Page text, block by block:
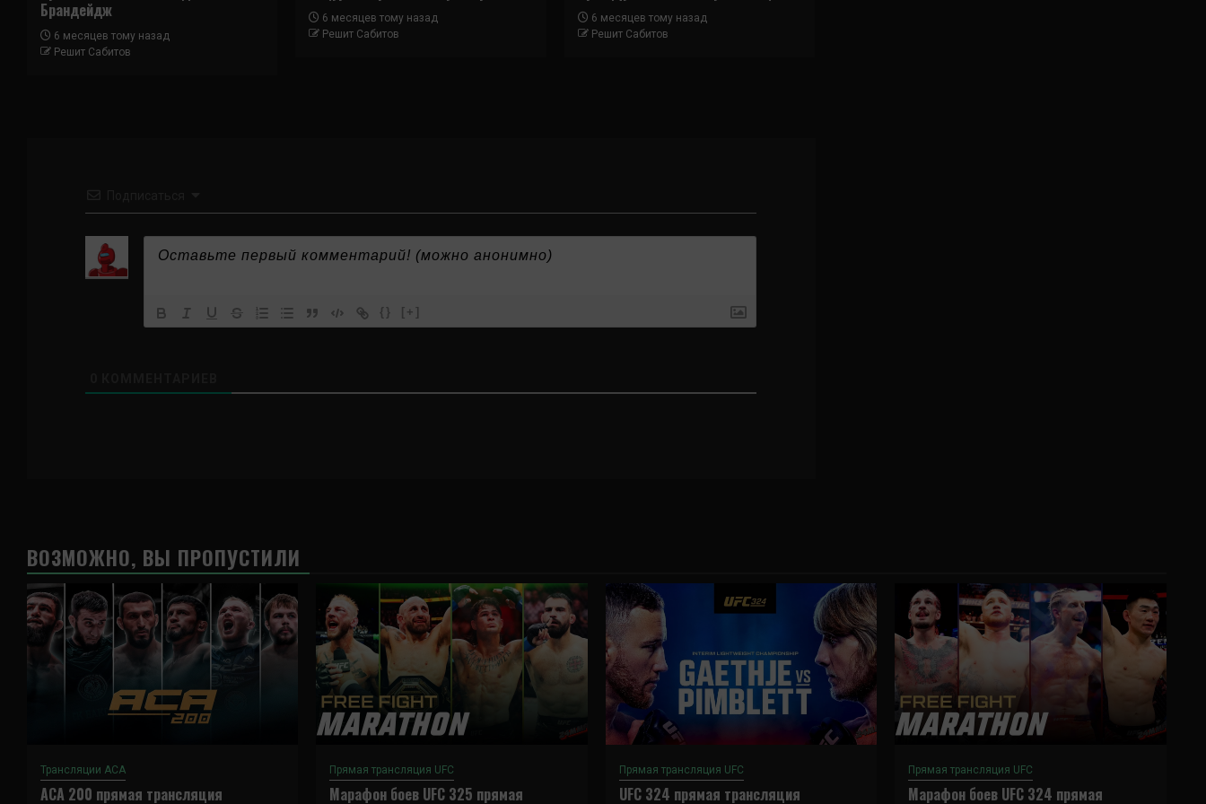
Брандейдж
6 месяцев тому назад
Решит Сабитов
6 месяцев тому назад
Решит Сабитов
6 месяцев тому назад
Решит Сабитов
{} [+]
ВОЗМОЖНО, ВЫ ПРОПУСТИЛИ
Трансляции ACA
ACA 200 прямая трансляция
Прямая трансляция UFC
Марафон боев UFC 325 прямая
Прямая трансляция UFC
UFC 324 прямая трансляция
Прямая трансляция UFC
Марафон боев UFC 324 прямая